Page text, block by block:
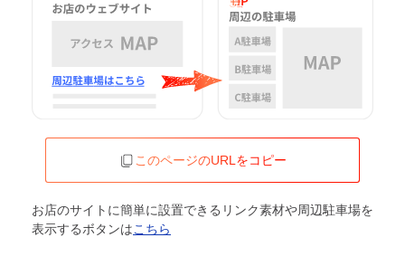
このページのURLをコピー
お店のサイトに簡単に設置できるリンク素材や周辺駐車場を
表示するボタンはこちら